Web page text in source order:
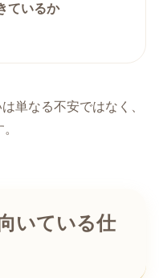
ているか
単なる不安ではなく、
いている仕